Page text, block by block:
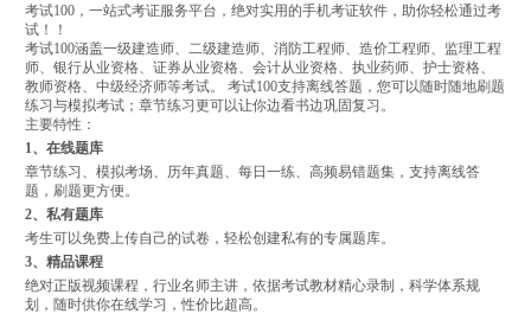
考试100，一站式考证服务平台，绝对实用的手机考证软件，助你轻松通过考
试！！
考试100涵盖一级建造师、二级建造师、消防工程师、造价工程师、监理工程
师、银行从业资格、证券从业资格、会计从业资格、执业药师、护士资格、
教师资格、中级经济师等考试。 考试100支持离线答题，您可以随时随地刷题
练习与模拟考试；章节练习更可以让你边看书边巩固复习。
主要特性：
1、在线题库
章节练习、模拟考场、历年真题、每日一练、高频易错题集，支持离线答
题，刷题更方便。
2、私有题库
考生可以免费上传自己的试卷，轻松创建私有的专属题库。
3、精品课程
绝对正版视频课程，行业名师主讲，依据考试教材精心录制，科学体系规
划，随时供你在线学习，性价比超高。